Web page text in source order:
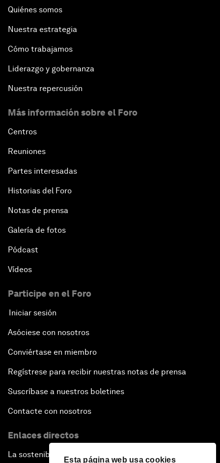
Esta página web usa cookies
Quiénes somos
Nuestra estrategia
Cómo trabajamos
Liderazgo y gobernanza
Nuestra repercusión
Más información sobre el Foro
Centros
Reuniones
Partes interesadas
Historias del Foro
Notas de prensa
Galería de fotos
Pódcast
Vídeos
Participe en el Foro
Iniciar sesión
Asóciese con nosotros
Conviértase en miembro
Regístrese para recibir nuestras notas de prensa
Suscríbase a nuestros boletines
Contacte con nosotros
Enlaces directos
La sostenibilidad en el Foro